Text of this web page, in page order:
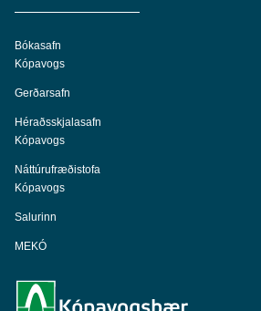
Bókasafn
Kópavogs
Gerðarsafn
Héraðsskjalasafn
Kópavogs
Náttúrufræðistofa
Kópavogs
Salurinn
MEKÓ